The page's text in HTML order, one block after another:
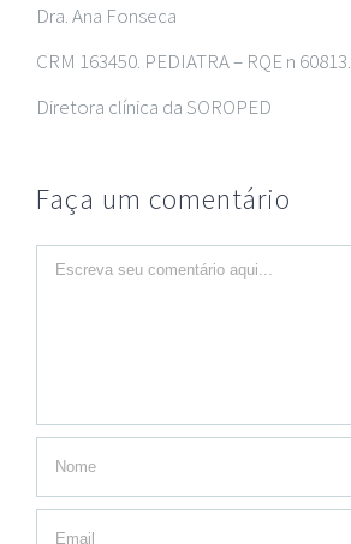
Dra. Ana Fonseca
CRM 163450. PEDIATRA – RQE n 60813.
Diretora clínica da SOROPED
Faça um comentário
Comment